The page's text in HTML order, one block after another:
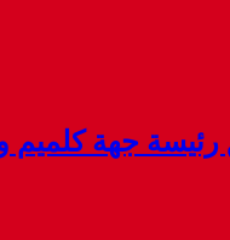
جهة كلميم